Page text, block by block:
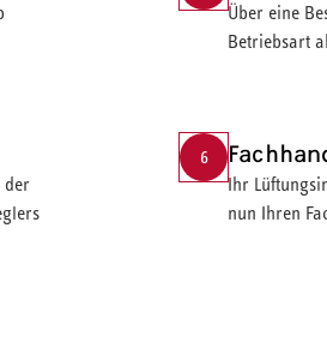
Über eine
Betriebsart
der
6
Ihr
nun Ihren